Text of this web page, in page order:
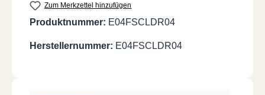
Zum Merkzettel hinzufügen
Produktnummer: E04FSCLDR04
Herstellernummer: E04FSCLDR04